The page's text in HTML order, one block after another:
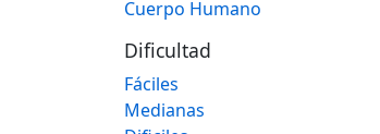
Cuerpo Humano
Dificultad
Fáciles
Medianas